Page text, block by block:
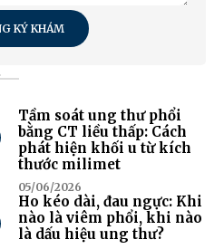
KÝ KHÁM
Tầm soát ung thư phổi
bằng CT liều thấp: Cách
phát hiện khối u từ kích
thước milimet
05/06/2026
Ho kéo dài, đau ngực: Khi
nào là viêm phổi, khi nào
là dấu hiệu ung thư?